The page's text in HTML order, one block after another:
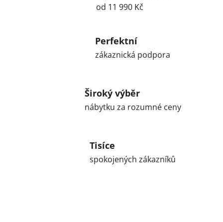
od 11 990 Kč
Perfektní
zákaznická podpora
Široký výběr
nábytku za rozumné ceny
Tisíce
spokojených zákazníků